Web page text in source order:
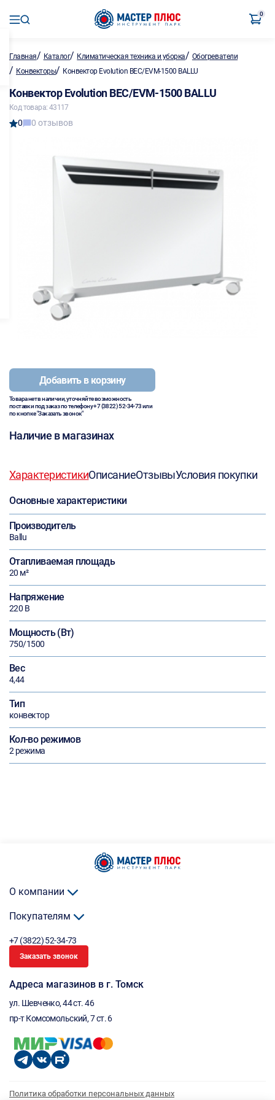
0
Главная/ Каталог/ Климатическая техника и уборка/ Обогреватели
/ Конвекторы/ Конвектор Evolution BEC/EVM-1500 BALLU
Конвектор Evolution BEC/EVM-1500 BALLU
Код товара: 43117
0 0 отзывов
Добавить в корзину
Товара нет в наличии, уточняйте возможность
поставки под заказ по телефону+7 (3822) 52-34-73или
по кнопке "Заказать звонок"
Наличие в магазинах
ХарактеристикиОписаниеОтзывыУсловия покупки
Основные характеристики
Производитель
Ballu
Отапливаемая площадь
20 м²
Напряжение
220 В
Мощность (Вт)
750/1500
Вес
4,44
Тип
конвектор
Кол-во режимов
2 режима
О компании
Покупателям
+7 (3822) 52-34-73
Заказать звонок
Адреса магазинов в г. Томск
ул. Шевченко, 44 ст. 46
пр-т Комсомольский, 7 ст. 6
Политика обработки персональных данных